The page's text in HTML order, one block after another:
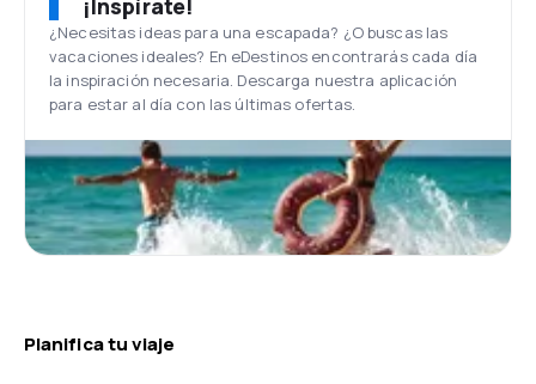
¡Inspírate!
¿Necesitas ideas para una escapada? ¿O buscas las
vacaciones ideales? En eDestinos encontrarás cada día
la inspiración necesaria. Descarga nuestra aplicación
para estar al día con las últimas ofertas.
Planifica tu viaje